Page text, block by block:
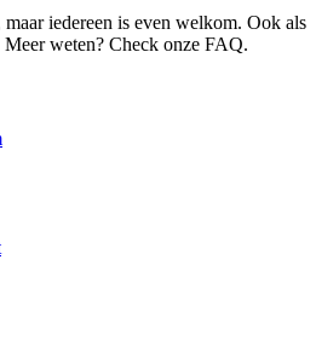
iedereen is even welkom. Ook als
weten? Check onze FAQ.